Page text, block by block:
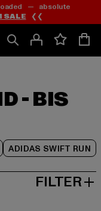
— absolute
SALE ❮❮
- BIS
ADIDAS SWIFT RUN
FILTER